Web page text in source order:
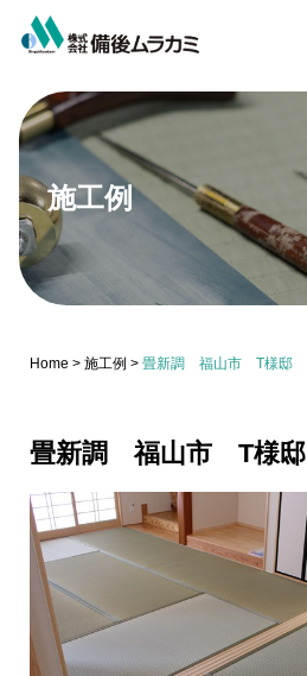
施工例
Home > 施工例 > 畳新調 福山市 T様邸
畳新調 福山市 T様邸